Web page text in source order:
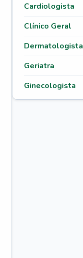
Cardiologista
Clínico Geral
Dermatologista
Geriatra
Ginecologista